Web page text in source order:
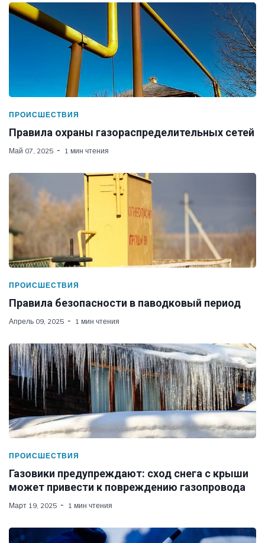
ПРОИСШЕСТВИЯ
Правила охраны газораспределительных сетей
Май 07, 2025 1 мин чтения
ПРОИСШЕСТВИЯ
Правила безопасности в паводковый период
Апрель 09, 2025 1 мин чтения
ПРОИСШЕСТВИЯ
Газовики предупреждают: сход снега с крыши
может привести к повреждению газопровода
Март 19, 2025 1 мин чтения